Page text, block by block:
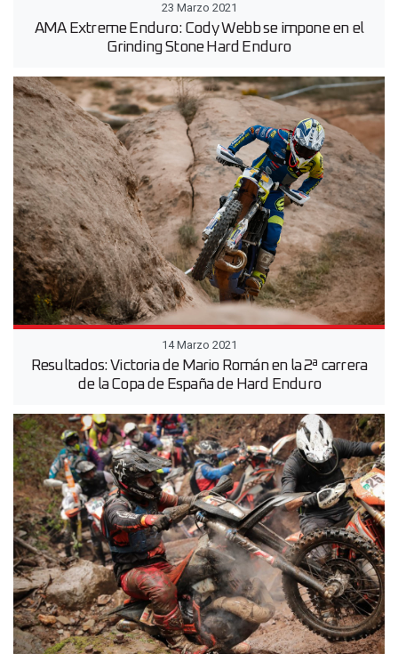
23 Marzo 2021
AMA Extreme Enduro: Cody Webb se impone en el
Grinding Stone Hard Enduro
14 Marzo 2021
Resultados: Victoria de Mario Román en la 2ª carrera
de la Copa de España de Hard Enduro